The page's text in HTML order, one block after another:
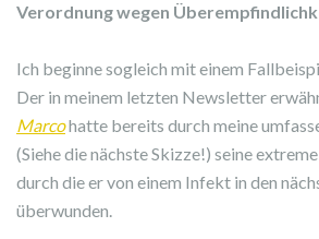
Verordnung wegen
Ich beginne sogleich mit einem
Der in meinem letzten Newsletter
Marcohatte bereits durch meine
(Siehe die nächste Skizze!) seine
durch die er von einem Infekt in den
überwunden.